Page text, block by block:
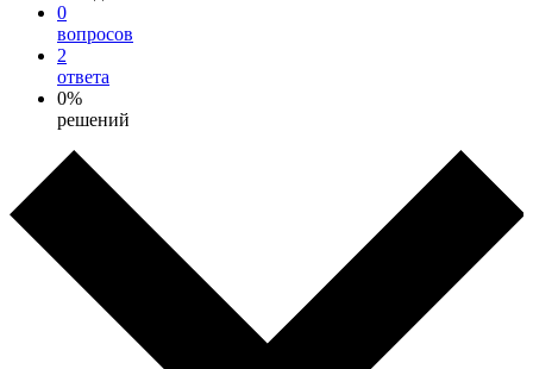
0
вопросов
2
ответа
0%
решений